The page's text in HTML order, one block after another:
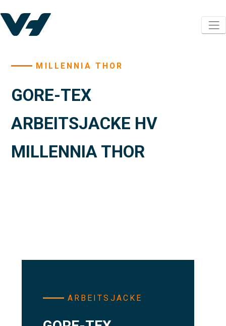
MILLENNIA THOR
GORE-TEX
ARBEITSJACKE HV
MILLENNIA THOR
ARBEITSJACKE